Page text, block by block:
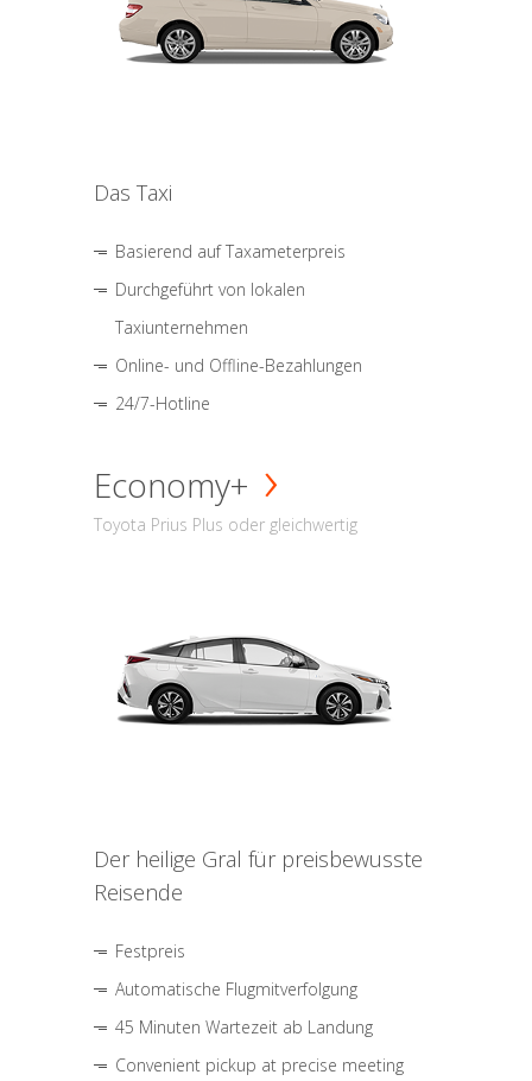
Das Taxi
Basierend auf Taxameterpreis
Durchgeführt von lokalen
Taxiunternehmen
Online- und Offline-Bezahlungen
24/7-Hotline
Economy+
Toyota Prius Plus oder gleichwertig
Der heilige Gral für preisbewusste
Reisende
Festpreis
Automatische Flugmitverfolgung
45 Minuten Wartezeit ab Landung
Convenient pickup at precise meeting